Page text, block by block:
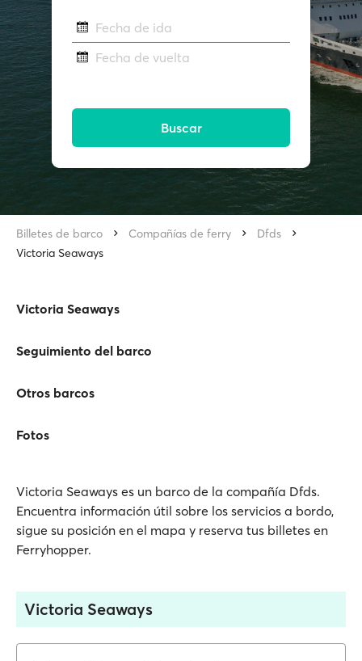
Fecha de ida
Fecha de vuelta
Buscar
Billetes de barco Compañías de ferry
Dfds
Victoria Seaways
Victoria Seaways
Seguimiento del barco
Otros barcos
Fotos
Victoria Seaways es un barco de la compañía Dfds.
Encuentra información útil sobre los servicios a bordo,
sigue su posición en el mapa y reserva tus billetes en
Ferryhopper.
Victoria Seaways